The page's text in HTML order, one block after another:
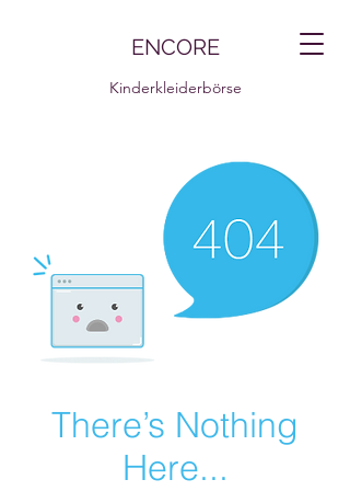
ENCORE
Kinderkleiderbörse
There’s Nothing
Here...